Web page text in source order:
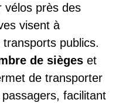
vélos près des
visent à
transports publics.
de sièges et
de transporter
facilitant